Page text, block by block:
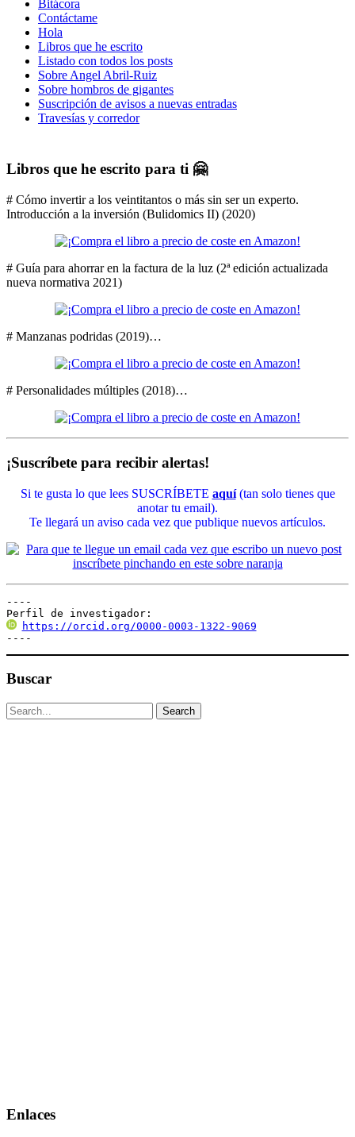
Bitácora
Contáctame
Hola
Libros que he escrito
Listado con todos los posts
Sobre Angel Abril-Ruiz
Sobre hombros de gigantes
Suscripción de avisos a nuevas entradas
Travesías y corredor
Libros que he escrito para ti 🤗
# Cómo invertir a los veintitantos o más sin ser un experto.
Introducción a la inversión (Bulidomics II) (2020)
# Guía para ahorrar en la factura de la luz (2ª edición actualizada
nueva normativa 2021)
# Manzanas podridas (2019)…
# Personalidades múltiples (2018)…
¡Suscríbete para recibir alertas!
Si te gusta lo que lees SUSCRÍBETE aquí(tan solo tienes que
anotar tu email).
Te llegará un aviso cada vez que publique nuevos artículos.
----
Perfil de investigador:
https://orcid.org/0000-0003-1322-9069
----
Buscar
Enlaces